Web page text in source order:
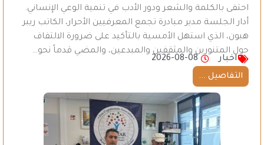
احتفى بالكلمة والشعر ودور الأدب في تنمية الوعي الإنساني.
أدار الجلسة مدير مبادرة تجمع المعرفيين الأحرار، الكاتب ريبر
هبون، الذي استهل الأمسية بالتأكيد على ضرورة الالتفاف
حول المتنورين والمثقفين والمبدعين، والمضي قدماً نحو…
اخبار
2026-08-08
التفاصيل ...